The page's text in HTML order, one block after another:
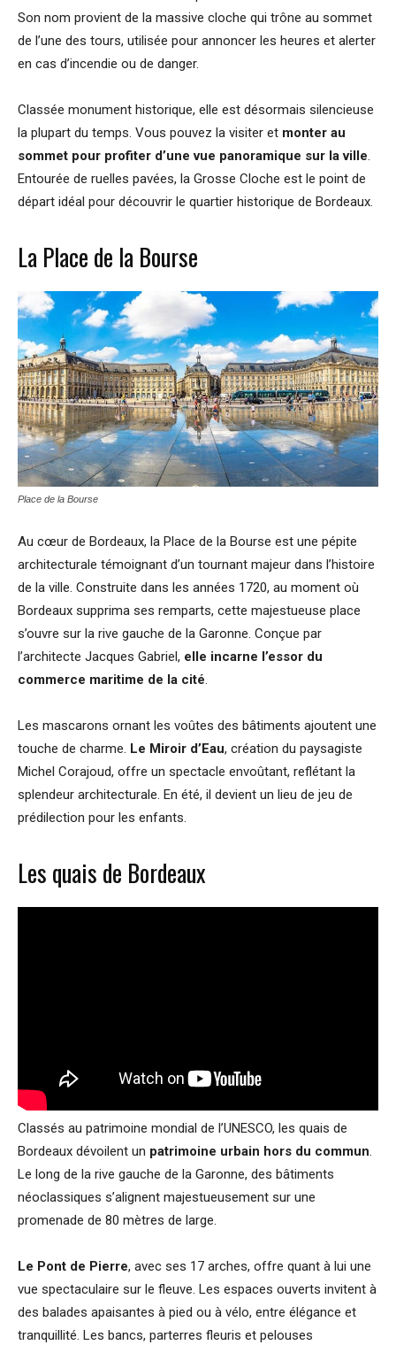
Son nom provient de la massive cloche qui trône au sommet
de l’une des tours, utilisée pour annoncer les heures et alerter
en cas d’incendie ou de danger.
Classée monument historique, elle est désormais silencieuse
la plupart du temps. Vous pouvez la visiter et monter au
sommet pour profiter d’une vue panoramique sur la ville
Entourée de ruelles pavées, la Grosse Cloche est le point de
départ idéal pour découvrir le quartier historique de Bordeaux.
La Place de la Bourse
Place de la Bourse
Au cœur de Bordeaux, la Place de la Bourse est une pépite
architecturale témoignant d’un tournant majeur dans l’histoire
de la ville. Construite dans les années 1720, au moment où
Bordeaux supprima ses remparts, cette majestueuse place
s’ouvre sur la rive gauche de la Garonne. Conçue par
l’architecte Jacques Gabriel, elle incarne l’essor du
commerce maritime de la cité
Les mascarons ornant les voûtes des bâtiments ajoutent une
touche de charme. Le Miroir d’Eau, création du paysagiste
Michel Corajoud, offre un spectacle envoûtant, reflétant la
splendeur architecturale. En été, il devient un lieu de jeu de
prédilection pour les enfants.
Les quais de Bordeaux
Classés au patrimoine mondial de l’UNESCO, les quais de
Bordeaux dévoilent un patrimoine urbain hors du commun.
Le long de la rive gauche de la Garonne, des bâtiments
néoclassiques s’alignent majestueusement sur une
promenade de 80 mètres de large.
Le Pont de Pierre, avec ses 17 arches, offre quant à lui une
vue spectaculaire sur le fleuve. Les espaces ouverts invitent à
des balades apaisantes à pied ou à vélo, entre élégance et
tranquillité. Les bancs, parterres fleuris et pelouses